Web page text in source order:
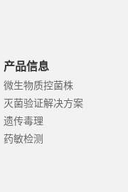
产品信息
微生物质控菌株
灭菌验证解决方案
遗传毒理
药敏检测